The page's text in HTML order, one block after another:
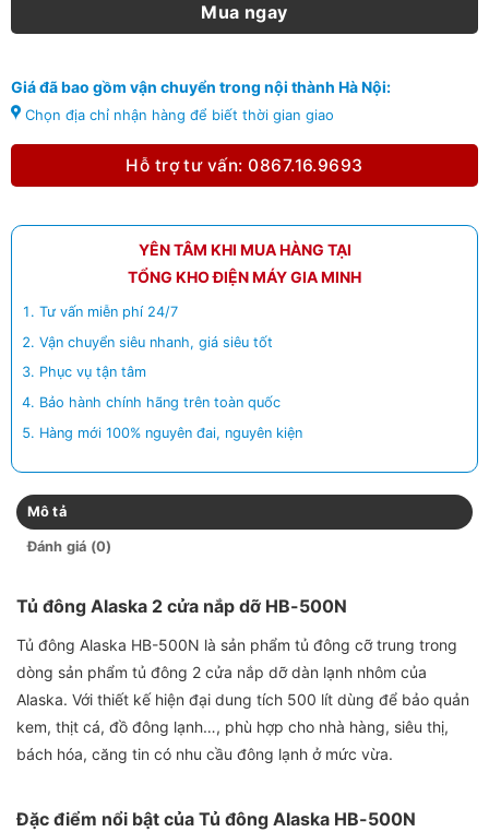
Mua ngay
Giá đã bao gồm vận chuyển trong nội thành Hà Nội:
Chọn địa chỉ nhận hàng để biết thời gian giao
Hỗ trợ tư vấn: 0867.16.9693
YÊN TÂM KHI MUA HÀNG TẠI
TỔNG KHO ĐIỆN MÁY GIA MINH
Tư vấn miễn phí 24/7
Vận chuyển siêu nhanh, giá siêu tốt
Phục vụ tận tâm
Bảo hành chính hãng trên toàn quốc
Hàng mới 100% nguyên đai, nguyên kiện
Mô tả
Đánh giá (0)
Tủ đông Alaska 2 cửa nắp dỡ HB-500N
Tủ đông Alaska HB-500N là sản phẩm tủ đông cỡ trung trong
dòng sản phẩm tủ đông 2 cửa nắp dỡ dàn lạnh nhôm của
Alaska. Với thiết kế hiện đại dung tích 500 lít dùng để bảo quản
kem, thịt cá, đồ đông lạnh…, phù hợp cho nhà hàng, siêu thị,
bách hóa, căng tin có nhu cầu đông lạnh ở mức vừa.
Đặc điểm nổi bật của Tủ đông Alaska HB-500N